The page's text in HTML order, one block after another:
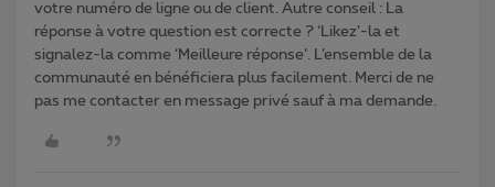
votre numéro de ligne ou de client. Autre conseil : La
réponse à votre question est correcte ? ‘Likez’-la et
signalez-la comme ‘Meilleure réponse’. L’ensemble de la
communauté en bénéficiera plus facilement. Merci de ne
pas me contacter en message privé sauf à ma demande.